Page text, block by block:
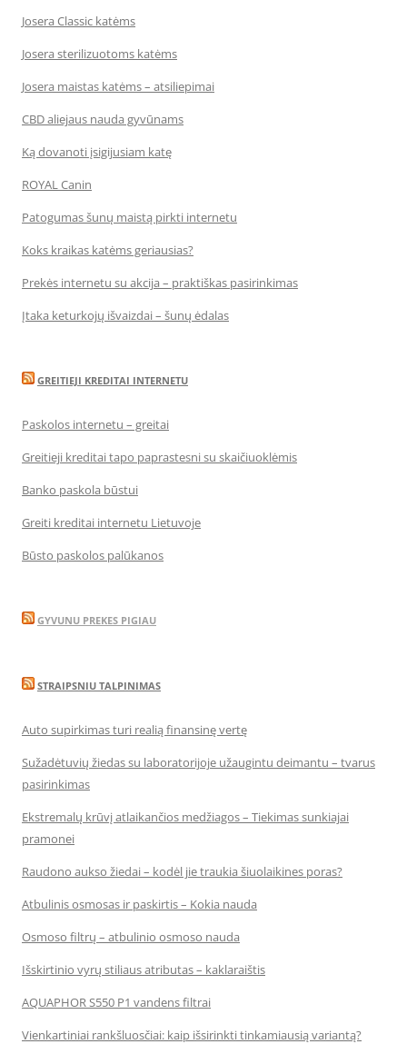
Josera Classic katėms
Josera sterilizuotoms katėms
Josera maistas katėms – atsiliepimai
CBD aliejaus nauda gyvūnams
Ką dovanoti įsigijusiam katę
ROYAL Canin
Patogumas šunų maistą pirkti internetu
Koks kraikas katėms geriausias?
Prekės internetu su akcija – praktiškas pasirinkimas
Įtaka keturkojų išvaizdai – šunų ėdalas
GREITIEJI KREDITAI INTERNETU
Paskolos internetu – greitai
Greitieji kreditai tapo paprastesni su skaičiuoklėmis
Banko paskola būstui
Greiti kreditai internetu Lietuvoje
Būsto paskolos palūkanos
GYVUNU PREKES PIGIAU
STRAIPSNIU TALPINIMAS
Auto supirkimas turi realią finansinę vertę
Sužadėtuvių žiedas su laboratorijoje užaugintu deimantu – tvarus
pasirinkimas
Ekstremalų krūvį atlaikančios medžiagos – Tiekimas sunkiajai
pramonei
Raudono aukso žiedai – kodėl jie traukia šiuolaikines poras?
Atbulinis osmosas ir paskirtis – Kokia nauda
Osmoso filtrų – atbulinio osmoso nauda
Išskirtinio vyrų stiliaus atributas – kaklaraištis
AQUAPHOR S550 P1 vandens filtrai
Vienkartiniai rankšluosčiai: kaip išsirinkti tinkamiausią variantą?